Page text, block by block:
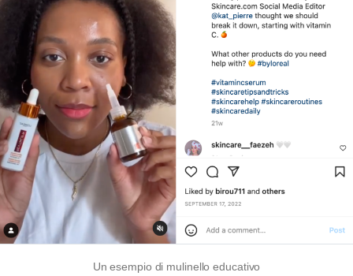
Un esempio di mulinello educativo